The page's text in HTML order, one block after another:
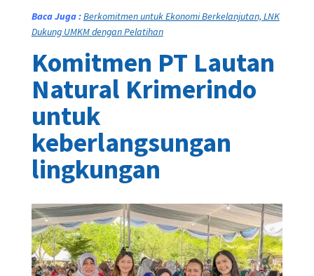
Baca Juga :Berkomitmen untuk Ekonomi Berkelanjutan, LNK
Dukung UMKM dengan Pelatihan
Komitmen PT Lautan
Natural Krimerindo
untuk
keberlangsungan
lingkungan